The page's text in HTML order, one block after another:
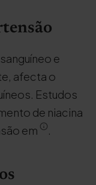
e
afecta o
Estudos
de niacina
em
.